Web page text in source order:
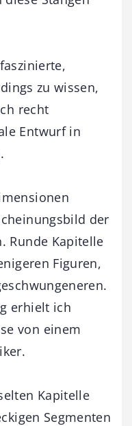
zu wissen,
recht
Entwurf in
der
Runde Kapitelle
Figuren,
erhielt ich
von einem
Kapitelle
Segmenten